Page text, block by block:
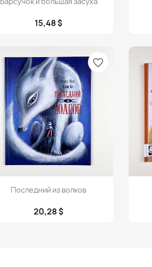
15,48 $
Просмотр
Последний из волков
20,28 $
favorite_border